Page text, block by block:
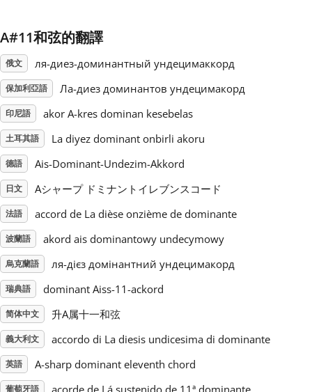
Português
Русский
Tiếng Việt
Türkçe
Українська
繁體中文
A#11和弦的翻譯
俄文 ля-диез-доминантный ундецимаккорд
保加利亞語 Ла-диез доминантов ундецимакорд
印尼語 akor A-kres dominan kesebelas
土耳其語 La diyez dominant onbirli akoru
德語 Ais-Dominant-Undezim-Akkord
日文 Aシャープ ドミナントイレブンスコード
法語 accord de La dièse onzième de dominante
波蘭語 akord ais dominantowy undecymowy
烏克蘭語 ля-дієз домінантний ундецимакорд
瑞典語 dominant Aiss-11-ackord
简体中文 升A属十一和弦
義大利文 accordo di La diesis undicesima di dominante
英語 A-sharp dominant eleventh chord
葡萄牙語